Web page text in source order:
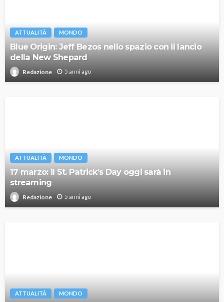
ATTUALITÀ MONDO
Blue Origin: Jeff Bezos nello spazio con il lancio
della New Shepard
Redazione 5 anni ago
ATTUALITÀ MONDO
17 marzo: il St. Patrick’s Day oggi sarà in
streaming
Redazione 5 anni ago
ATTUALITÀ MONDO